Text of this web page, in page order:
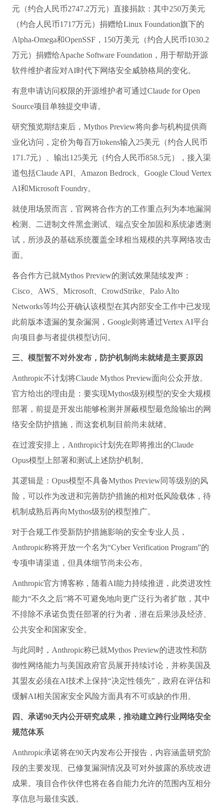
元（约合人民币2747.2万元）直接捐款：其中250万美元
（约合人民币1717万元）捐赠给Linux Foundation旗下的
Alpha-Omega和OpenSSF，150万美元（约合人民币1030.2
万元）捐赠给Apache Software Foundation，用于帮助开源
软件维护者应对AI时代下网络安全威胁格局的变化。
有意申请访问权限的开源维护者可通过Claude for Open
Source项目单独提交申请。
研究预览期结束后，Mythos Preview将向参与机构提供商
业化访问，定价为每百万tokens输入25美元（约合人民币
171.7元）、输出125美元（约合人民币858.5元），接入渠
道包括Claude API、Amazon Bedrock、Google Cloud Vertex
AI和Microsoft Foundry。
就使用场景而言，官网将合作方的工作重点列为本地漏洞
检测、二进制文件黑盒测试、端点安全加固和系统渗透测
试，所涉及的基础系统覆盖全球相当规模的共享网络攻击
面。
各合作方已就Mythos Preview的测试效果陆续发声：
Cisco、AWS、Microsoft、CrowdStrike、Palo Alto
Networks等均公开确认该模型在其内部安全工作中已发现
此前版本遗漏的复杂漏洞，Google则将通过Vertex AI平台
向项目参与者提供模型访问。
三、模型暂不对外发布，防护机制尚未就绪是主要原因
Anthropic不计划将Claude Mythos Preview面向公众开放。
官方给出的理由是：要实现Mythos级别模型的安全大规模
部署，前提是开发出能够检测并屏蔽模型最危险输出的网
络安全防护措施，而这套机制目前尚未就绪。
在过渡安排上，Anthropic计划先在即将推出的Claude
Opus模型上部署和测试上述防护机制。
其逻辑是：Opus模型不具备Mythos Preview同等级别的风
险，可以作为改进和完善防护措施的相对低风险载体，待
机制成熟后再向Mythos级别的模型推广。
对于合规工作受新防护措施影响的安全专业人员，
Anthropic称将开放一个名为“Cyber Verification Program”的
专项申请渠道，但具体细节尚未公布。
Anthropic官方博客称，随着AI能力持续推进，此类进攻性
能力“不久之后”将不可避免地向更广泛行为者扩散，其中
不排除不承诺负责任部署的行为者，潜在后果涉及经济、
公共安全和国家安全。
与此同时，Anthropic称已就Mythos Preview的进攻性和防
御性网络能力与美国政府官员展开持续讨论，并称美国及
其盟友必须在AI技术上保持“决定性领先”，政府在评估和
缓解AI相关国家安全风险方面具有不可或缺的作用。
四、承诺90天内公开研究成果，推动建立跨行业网络安全
规范体系
Anthropic承诺将在90天内发布公开报告，内容涵盖研究阶
段的主要发现、已修复漏洞情况及可对外披露的系统改进
成果。项目合作伙伴也将在各自能力允许的范围内互相分
享信息与最佳实践。